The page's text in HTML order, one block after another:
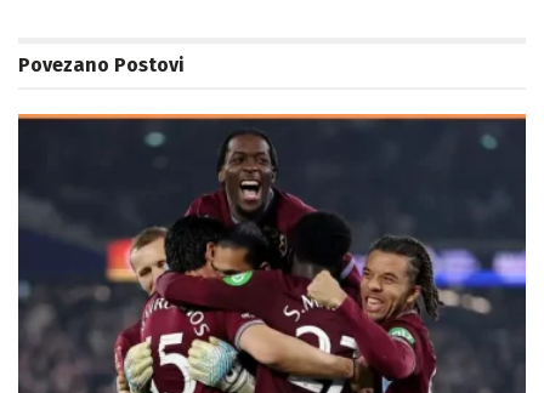
Povezano Postovi